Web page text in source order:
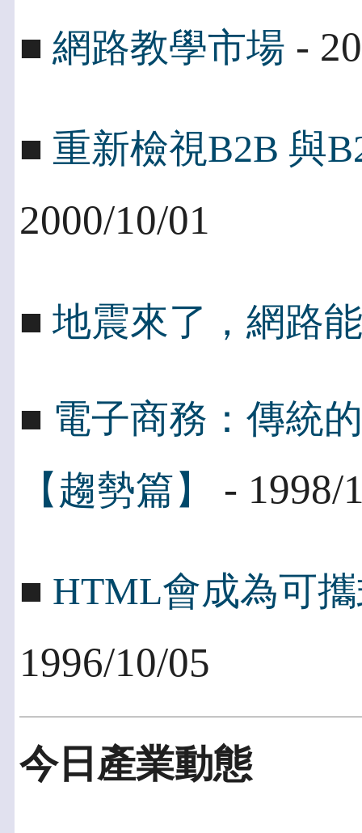
■ 網路教學市場 -
■ 重新檢視B2B 與
2000/10/01
■ 地震來了，網路
■ 電子商務：傳統
【趨勢篇】
- 1998/
■ HTML會成為可
1996/10/05
今日產業動態